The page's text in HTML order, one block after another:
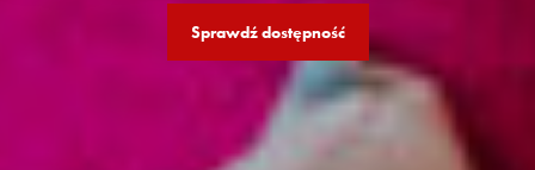
Sprawdź dostępność